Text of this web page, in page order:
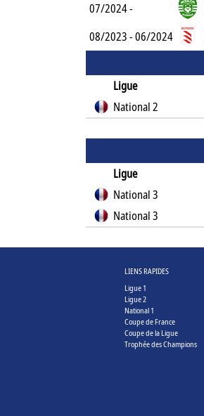
07/2024 -
08/2023 - 06/2024
Ligue
National 2
Ligue
National 3
National 3
LIENS RAPIDES
Ligue 1
Ligue 2
National 1
Coupe de France
Coupe de la Ligue
Trophée des Champions